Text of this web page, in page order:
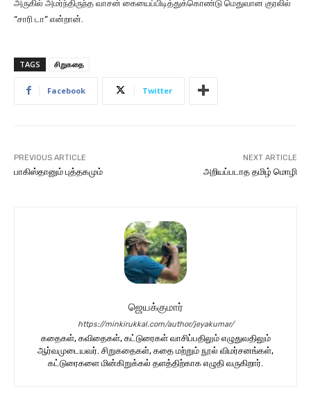
அருகில் அமர்ந்திருந்த வாசன் கையைப்பிடித்துக்கொண்டு மெதுவான குரலில்
“சாரி டா” என்றான்.
TAGS சிறுகதை
Facebook Twitter
PREVIOUS ARTICLE
பாகிஸ்தானும் புத்தகமும்
NEXT ARTICLE
அறியப்படாத தமிழ் மொழி
ஜெயக்குமார்
https://minkirukkal.com/author/jeyakumar/
கதைகள், கவிதைகள், கட்டுரைகள் வாசிப்பதிலும் எழுதுவதிலும்
ஆர்வமுடையவர். சிறுகதைகள், கதை மற்றும் நூல் விமர்சனங்கள்,
கட்டுரைகளை மின்கிறுக்கல் தளத்திற்காக எழுதி வருகிறார்.